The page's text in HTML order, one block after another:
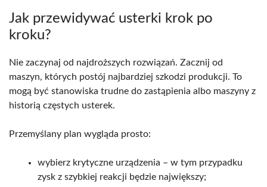
Jak przewidywać usterki krok po
kroku?
Nie zaczynaj od najdroższych rozwiązań. Zacznij od
maszyn, których postój najbardziej szkodzi produkcji. To
mogą być stanowiska trudne do zastąpienia albo maszyny z
historią częstych usterek.
Przemyślany plan wygląda prosto:
wybierz krytyczne urządzenia – w tym przypadku
zysk z szybkiej reakcji będzie największy;